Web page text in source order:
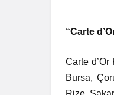
“Carte
Carte d’Or
Bursa,